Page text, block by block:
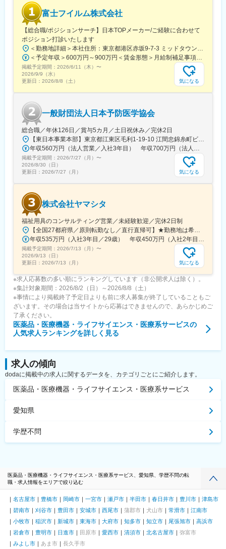
■伸和について：
・当社はセイエイ・エル・センテホールディング株式会社、株式
会社八神製作所の関連会社として、主に同社が納入した医療機器
製品の保守・点検・修理を担っております。
・主な事業は以下となります。
〇MRM事業部：医療機器の保守点検及び修理業務
〇医療介護設備部：医療や介護関連施設の内装設備や医療用家具
の設計制作加工販売
〇ウンドケア事業部：床ずれ防止マットレス、ICUベッド、救急
ストレッチャーの販売
富士フイルム株式会社
【総合職/ポジションサーチ】日本TOPメーカー/ご経験に合わせて
ポジション打診いたします
＜勤務地詳細＞本社住所：東京都港区赤坂9-7-3 ミッドタウン・ウェスト勤務地最寄駅：東京メトロ日比谷線／都営大江戸線／六本木駅受動喫煙対策：敷地内全面禁煙
＜予定年収＞600万円～900万円＜賃金形態＞月給制補足事項なし＜賃金内訳＞月額（基本給）：300,000円～500,000円＜月給＞300,000円～500,000円＜昇給有無＞有＜残業手当＞有賃金はあくまでも目安の金額であり、選考を通じて上下する可能性があります。月給(月額)は固定手当を含めた表記です。
掲載予定期間： 2026/6/11（木） 〜
2026/9/9（水）
更新日： 2026/8/8（土） 気になる
一般財団法人日本予防医学協会
総合職／年休126日／賞与5カ月／土日祝休み／完休2日
【東日本事業本部】東京都江東区毛利1-19-10 江間忠錦糸町ビル※訪問先からの直行直帰が可能です！＜アクセス＞・JR総武線（快速・各駅停車）／東京メトロ半蔵門線 錦糸町駅より徒歩5分・東京メトロ半蔵門線／都営新宿線 住吉駅より徒歩5分※受動喫煙対策:屋内全面禁煙
年収560万円（法人営業／入社3年目） 年収700万円（法人営業・チームリーダー／入社5年目）
掲載予定期間： 2026/7/27（月） 〜
2026/8/30（日）
更新日： 2026/7/27（月） 気になる
株式会社ヤマシタ
福祉用具のコンサルティング営業／未経験歓迎／完休2日制
【全国27都府県／原則転勤なし／直行直帰可】★勤務地は希望を考慮★拠点により車通勤OK※充足状況により、ご希望の勤務地での募集が終了している場合があります。※転居を伴う転勤の有無は、半年ごとに希望を伺い、選択いただけます。■東北■・宮城県（仙台市）■関東■・東京都（東京23区など）・神奈川県（横浜市など）・埼玉県（さいたま市など）・千葉県（千葉市など）・茨城県（水戸市）・栃木県（宇都宮市／足利市）・群馬県（前橋市）■東海■・愛知県（名古屋市／豊田市／豊橋市／小牧市）・静岡県（静岡市／浜松市／沼津市／焼津市／富士市）・岐阜県（岐阜市）・三重県（四日市市）■信越・北陸■・長野県（長野市）・山梨県（甲府市）・石川県（金沢市）・富山県（富山市）・福井県（福井市）■関西■・大阪府・兵庫県（神戸市／尼崎市／姫路市）・京都府（京都市）・奈良県（奈良市／天理市）・滋賀県（大津市／彦根市）・和歌山県（和歌山市／田辺市）■中国■・広島県（広島市）・岡山県（岡山市）■四国■・香川県（高松市）■九州■・福岡県（福岡市）
年収535万円（入社3年目／29歳） 年収450万円（入社2年目／26歳）
掲載予定期間： 2026/7/13（月） 〜
2026/9/13（日）
更新日： 2026/7/13（月） 気になる
※求人応募数の多い順にランキングしています（非公開求人は除く）。
※集計対象期間：2026/8/2（日）～2026/8/8（土）
※事情により掲載終了予定日よりも前に求人募集が終了していることもご
ざいます。その場合は当サイトから応募はできませんので、あらかじめご
了承ください。
医薬品・医療機器・ライフサイエンス・医療系サービスの
人気求人ランキングを詳しく見る
求人の傾向
dodaに掲載中の求人に関するデータを、カテゴリごとにご紹介します。
医薬品・医療機器・ライフサイエンス・医療系サービス
愛知県
学歴不問
医薬品・医療機器・ライフサイエンス・医療系サービス、愛知県、学歴不問の転
職・求人情報をエリアで絞り込む
名古屋市 豊橋市 岡崎市 一宮市 瀬戸市 半田市 春日井市 豊川市
津島市
碧南市
刈谷市 豊田市 安城市 西尾市 蒲郡市 犬山市 常滑市
江南市
小牧市
稲沢市 新城市 東海市 大府市 知多市 知立市 尾張旭市
高浜市
岩倉市
豊明市 日進市 田原市 愛西市 清須市 北名古屋市
弥富市
みよし市
あま市 長久手市